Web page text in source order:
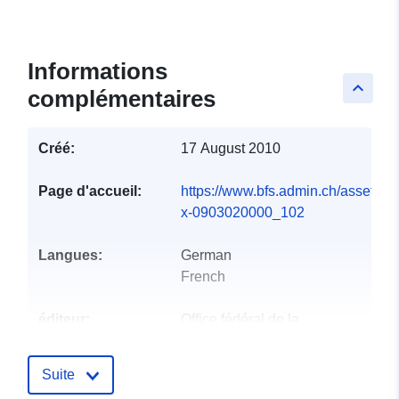
keyboard_arrow_up
Informations
complémentaires
Créé: 17 August 2010
Page d'accueil:
https://www.bfs.admin.ch/asset/
x-0903020000_102
Langues:
German
French
Suite